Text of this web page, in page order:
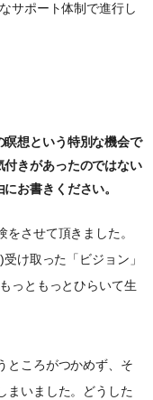
サポート体制で進行し
想という特別な機会で
付きがあったのではない
お書きください。
をさせて頂きました。
け取った「ビジョン」
っともっとひらいて生
ところがつかめず、そ
まいました。どうした